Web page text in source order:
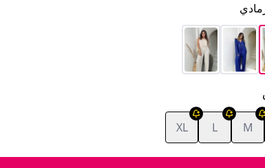
M
L
XL